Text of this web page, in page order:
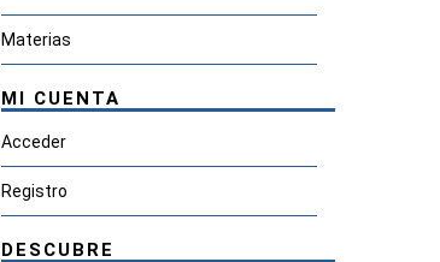
Materias
MI CUENTA
Acceder
Registro
DESCUBRE